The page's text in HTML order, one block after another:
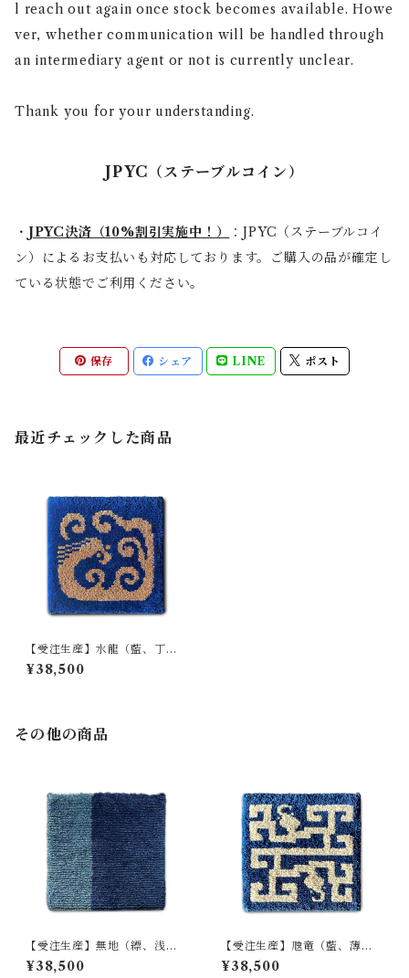
l reach out again once stock becomes available. Howe
ver, whether communication will be handled through
an intermediary agent or not is currently unclear.
Thank you for your understanding.
JPYC（ステーブルコイン）
・ JPYC決済（10%割引実施中！）
：JPYC（ステーブルコイ
ン）によるお支払いも対応しております。ご購入の品が確定し
ている状態でご利用ください。
保存 シェア LINE ポスト
最近チェックした商品
【受注生産】水龍（藍、丁
子）
¥38,500
その他の商品
【受注生産】無地（縹、浅
葱）
¥38,500
【受注生産】虺竜（藍、薄
茶）
¥38,500